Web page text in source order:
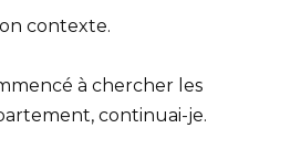
contexte.
à chercher les
continuai-je.